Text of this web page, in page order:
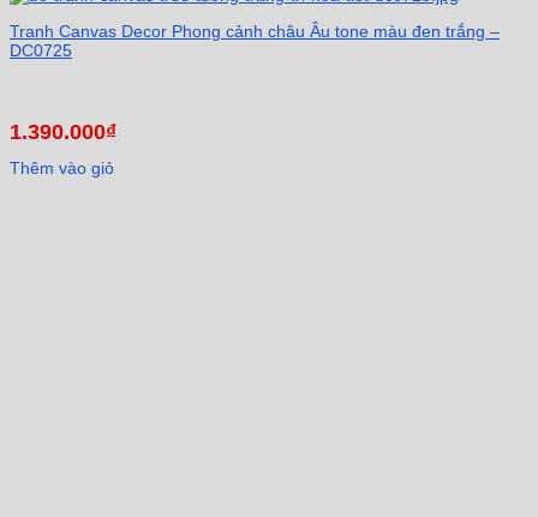
Tranh Canvas Decor Phong cảnh châu Âu tone màu đen trắng –
DC0725
1.390.000₫
Thêm vào giỏ